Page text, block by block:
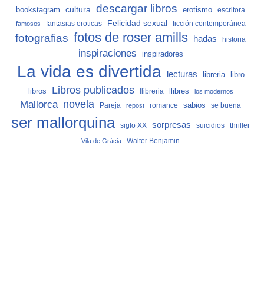
bookstagram cultura descargar libros erotismo escritora
famosos fantasias eroticas Felicidad sexual ficción contemporánea
fotografias fotos de roser amills hadas historia
inspiraciones inspiradores
La vida es divertida lecturas libreria
libro
libros
Libros publicados llibreria llibres los modernos
Mallorca novela Pareja repost romance sabios se buena
ser mallorquina siglo XX sorpresas suicidios thriller
Vila de Gràcia Walter Benjamin